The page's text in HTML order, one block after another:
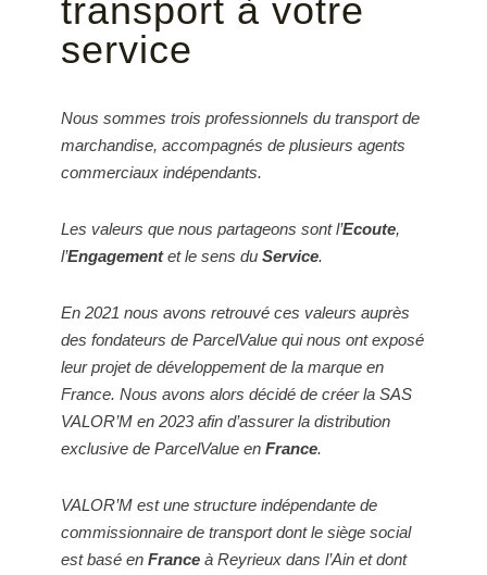
transport à votre
service
Nous sommes trois professionnels du transport de
marchandise, accompagnés de plusieurs agents
commerciaux indépendants.
Les valeurs que nous partageons sont l’Ecoute,
l’Engagementet le sens du Service.
En 2021 nous avons retrouvé ces valeurs auprès
des fondateurs de ParcelValue qui nous ont exposé
leur projet de développement de la marque en
France. Nous avons alors décidé de créer la SAS
VALOR’M en 2023 afin d’assurer la distribution
exclusive de ParcelValue en France.
VALOR’M est une structure indépendante de
commissionnaire de transport dont le siège social
est basé en France à Reyrieux dans l’Ain et dont